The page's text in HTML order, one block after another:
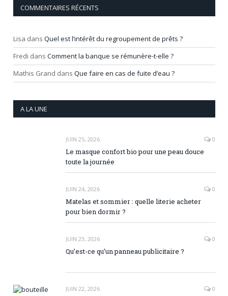
COMMENTAIRES RÉCENTS
Lisa dans Quel est l’intérêt du regroupement de prêts ?
Fredi dans Comment la banque se rémunère-t-elle ?
Mathis Grand dans Que faire en cas de fuite d’eau ?
A LA UNE
JUIN 25, 2026 0
Le masque confort bio pour une peau douce
toute la journée
JUIN 24, 2026 0
Matelas et sommier : quelle literie acheter
pour bien dormir ?
JUIN 23, 2026 0
Qu’est-ce qu’un panneau publicitaire ?
JUIN 22, 2026 0